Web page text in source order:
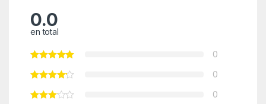
0.0
en total
0
0
0